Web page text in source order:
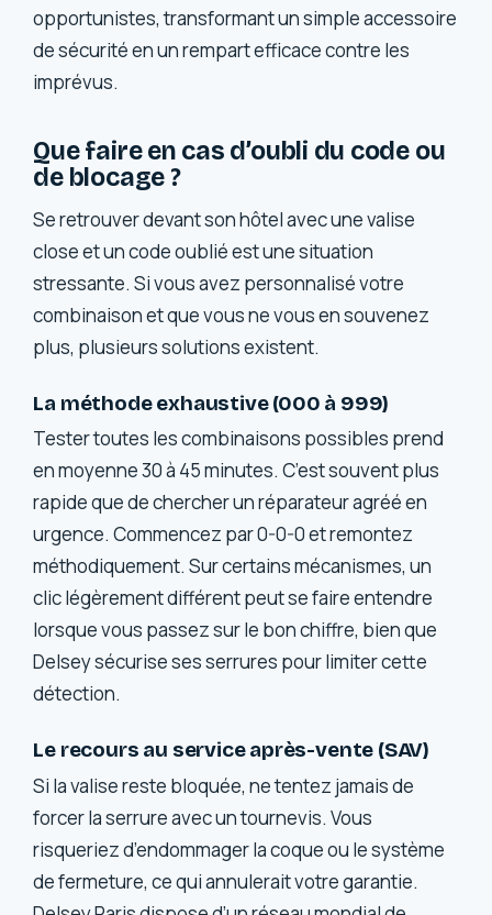
opportunistes, transformant un simple accessoire
de sécurité en un rempart efficace contre les
imprévus.
Que faire en cas d’oubli du code ou
de blocage ?
Se retrouver devant son hôtel avec une valise
close et un code oublié est une situation
stressante. Si vous avez personnalisé votre
combinaison et que vous ne vous en souvenez
plus, plusieurs solutions existent.
La méthode exhaustive (000 à 999)
Tester toutes les combinaisons possibles prend
en moyenne 30 à 45 minutes. C’est souvent plus
rapide que de chercher un réparateur agréé en
urgence. Commencez par 0-0-0 et remontez
méthodiquement. Sur certains mécanismes, un
clic légèrement différent peut se faire entendre
lorsque vous passez sur le bon chiffre, bien que
Delsey sécurise ses serrures pour limiter cette
détection.
Le recours au service après-vente (SAV)
Si la valise reste bloquée, ne tentez jamais de
forcer la serrure avec un tournevis. Vous
risqueriez d’endommager la coque ou le système
de fermeture, ce qui annulerait votre garantie.